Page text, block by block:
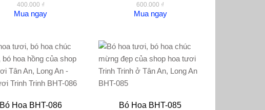
400.000 ₫
Mua ngay
600.000 ₫
Mua ngay
Bó Hoa BHT-086 Bó Hoa BHT-085